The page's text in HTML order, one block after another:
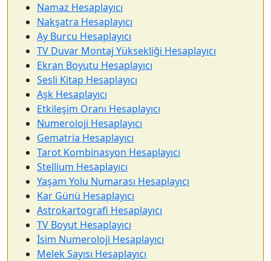
Namaz Hesaplayıcı
Nakşatra Hesaplayıcı
Ay Burcu Hesaplayıcı
TV Duvar Montaj Yüksekliği Hesaplayıcı
Ekran Boyutu Hesaplayıcı
Sesli Kitap Hesaplayıcı
Aşk Hesaplayıcı
Etkileşim Oranı Hesaplayıcı
Numeroloji Hesaplayıcı
Gematria Hesaplayıcı
Tarot Kombinasyon Hesaplayıcı
Stellium Hesaplayıcı
Yaşam Yolu Numarası Hesaplayıcı
Kar Günü Hesaplayıcı
Astrokartografi Hesaplayıcı
TV Boyut Hesaplayıcı
İsim Numeroloji Hesaplayıcı
Melek Sayısı Hesaplayıcı